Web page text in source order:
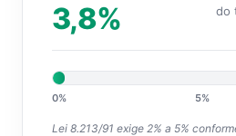
3,8%
do
0% 5%
Lei 8.213/91 exige 2% a 5%